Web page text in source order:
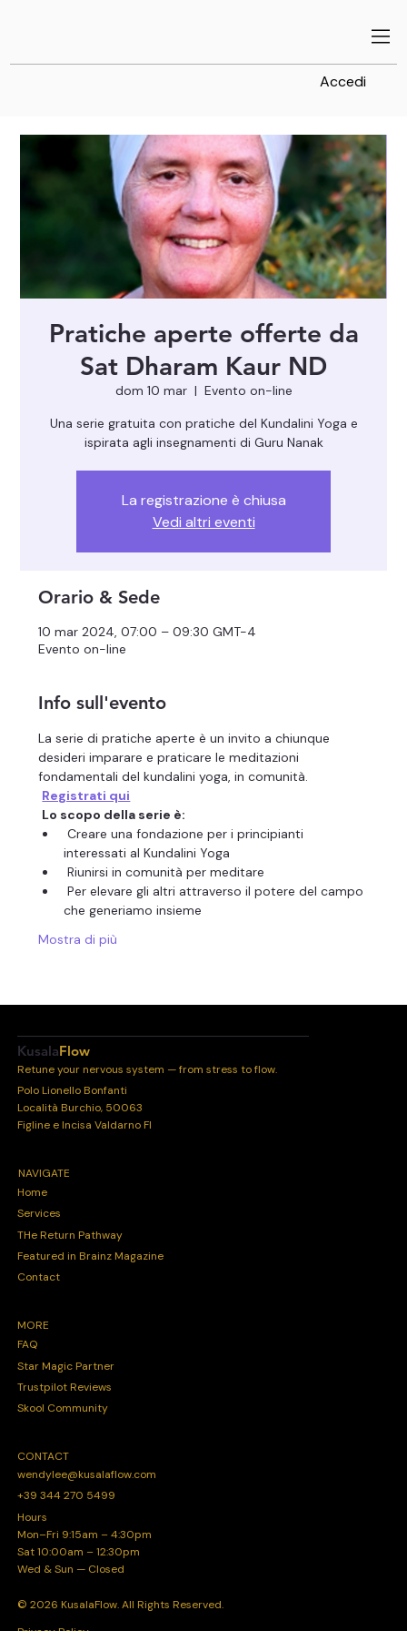
Accedi
Pratiche aperte offerte da
Sat Dharam Kaur ND
dom 10 mar
  |
Evento on-line
Una serie gratuita con pratiche del Kundalini Yoga e
ispirata agli insegnamenti di Guru Nanak
La registrazione è chiusa
Vedi altri eventi
Orario & Sede
10 mar 2024, 07:00 – 09:30 GMT-4
Evento on-line
Info sull'evento
La serie di pratiche aperte è un invito a chiunque
desideri imparare e praticare le meditazioni
fondamentali del kundalini yoga, in comunità.
Registrati qui
Lo scopo della serie è:
Creare una fondazione per i principianti
interessati al Kundalini Yoga
Riunirsi in comunità per meditare
Per elevare gli altri attraverso il potere del campo
che generiamo insieme
Mostra di più
KusalaFlow
Retune your nervous system — from stress to flow.
Polo Lionello Bonfanti
Località Burchio, 50063
Figline e Incisa Valdarno FI
NAVIGATE
Home
Services
THe Return Pathway
Featured in Brainz Magazine
Contact
MORE
FAQ
Star Magic Partner
Trustpilot Reviews
Skool Community
CONTACT
wendylee@kusalaflow.com
+39 344 270 5499
Hours
Mon–Fri 9:15am – 4:30pm
Sat 10:00am – 12:30pm
Wed & Sun — Closed
© 2026 KusalaFlow. All Rights Reserved.